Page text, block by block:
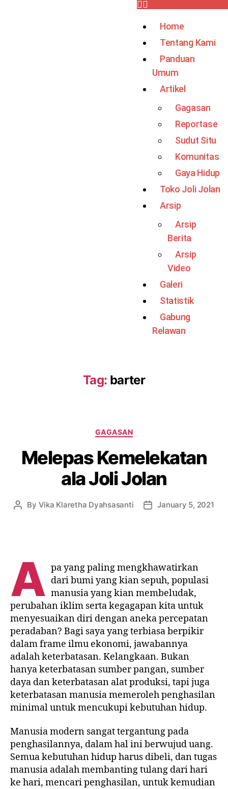
Home
Tentang Kami
Panduan
Umum
Artikel
Gagasan
Reportase
Sudut Situ
Komunitas
Gaya Hidup
Toko Joli Jolan
Arsip
Arsip
Berita
Arsip
Video
Galeri
Statistik
Gabung
Relawan
Tag: barter
GAGASAN
Melepas Kemelekatan
ala Joli Jolan
By Vika Klaretha Dyahsasanti January 5, 2021
A pa yang paling mengkhawatirkan
dari bumi yang kian sepuh, populasi
manusia yang kian membeludak,
perubahan iklim serta kegagapan kita untuk
menyesuaikan diri dengan aneka percepatan
peradaban? Bagi saya yang terbiasa berpikir
dalam frame ilmu ekonomi, jawabannya
adalah keterbatasan. Kelangkaan. Bukan
hanya keterbatasan sumber pangan, sumber
daya dan keterbatasan alat produksi, tapi juga
keterbatasan manusia memeroleh penghasilan
minimal untuk mencukupi kebutuhan hidup.
Manusia modern sangat tergantung pada
penghasilannya, dalam hal ini berwujud uang.
Semua kebutuhan hidup harus dibeli, dan tugas
manusia adalah membanting tulang dari hari
ke hari, mencari penghasilan, untuk kemudian